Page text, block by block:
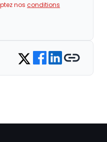
nos conditions
Share on Twitter
Share on Facebook
Share on LinkedIn
Copy link